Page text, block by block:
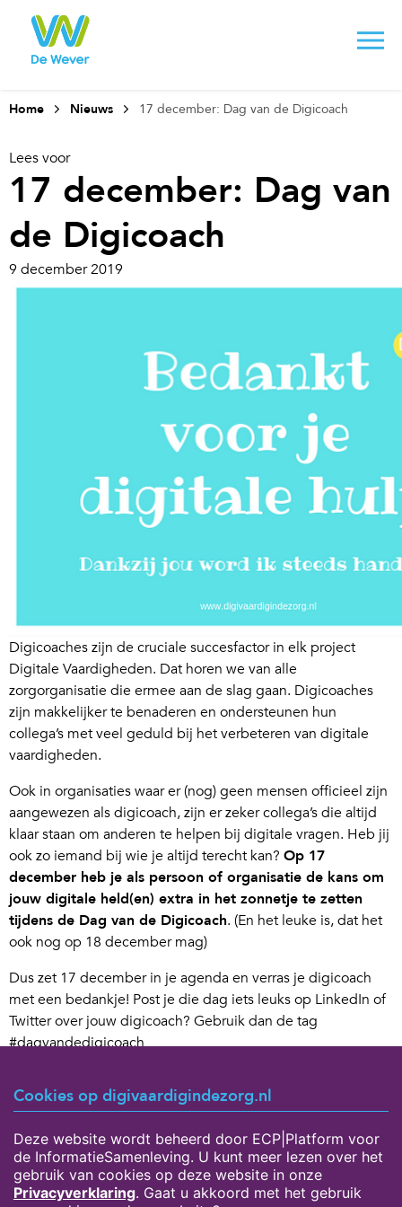
Home Nieuws 17 december: Dag van de Digicoach
Lees voor
17 december: Dag van
de Digicoach
9 december 2019
Digicoaches zijn de cruciale succesfactor in elk project
Digitale Vaardigheden. Dat horen we van alle
zorgorganisatie die ermee aan de slag gaan. Digicoaches
zijn makkelijker te benaderen en ondersteunen hun
collega’s met veel geduld bij het verbeteren van digitale
vaardigheden.
Ook in organisaties waar er (nog) geen mensen officieel zijn
aangewezen als digicoach, zijn er zeker collega’s die altijd
klaar staan om anderen te helpen bij digitale vragen. Heb jij
ook zo iemand bij wie je altijd terecht kan? Op 17
december heb je als persoon of organisatie de kans om
jouw digitale held(en) extra in het zonnetje te zetten
tijdens de Dag van de Digicoach. (En het leuke is, dat het
ook nog op 18 december mag)
Dus zet 17 december in je agenda en verras je digicoach
met een bedankje! Post je die dag iets leuks op LinkedIn of
Twitter over jouw digicoach? Gebruik dan de tag
#dagvandedigicoach
Cookies op digivaardigindezorg.nl
Deze website wordt beheerd door ECP|Platform voor
de InformatieSamenleving. U kunt meer lezen over het
gebruik van cookies op deze website in onze
Privacyverklaring. Gaat u akkoord met het gebruik